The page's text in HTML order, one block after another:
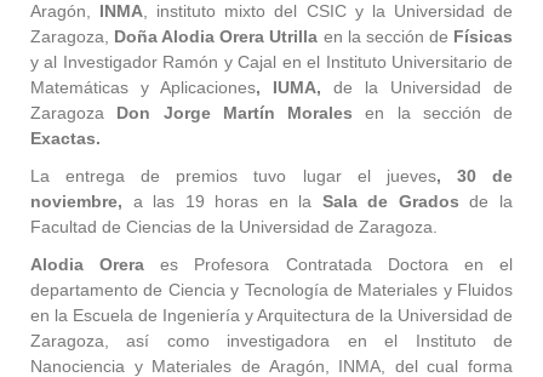
Aragón,
INMA , instituto mixto del CSIC y la Universidad de
Zaragoza, Doña Alodia Orera Utrilla en la sección de Físicas
y al Investigador Ramón y Cajal en el Instituto Universitario de
Matemáticas y Aplicaciones, IUMA, de la Universidad de
Zaragoza Don Jorge Martín Moralesen la sección de
Exactas.
La entrega de premios tuvo lugar el jueves, 30 de
noviembre, a las 19 horas en la Sala de Gradosde la
Facultad de Ciencias de la Universidad de Zaragoza.
Alodia Orera es Profesora Contratada Doctora en el
departamento de Ciencia y Tecnología de Materiales y Fluidos
en la Escuela de Ingeniería y Arquitectura de la Universidad de
Zaragoza, así como investigadora en el Instituto de
Nanociencia y Materiales de Aragón, INMA, del cual forma